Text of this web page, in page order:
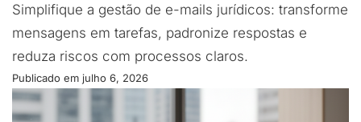
Simplifique a gestão de e-mails jurídicos: transforme
mensagens em tarefas, padronize respostas e
reduza riscos com processos claros.
Publicado em julho 6, 2026